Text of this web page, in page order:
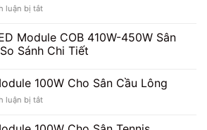
luận bị tắtở
Pha
Module
100W
Sân
Mini
Module COB 410W-450W Sân
Sánh Chi Tiết
100W Cho Sân Cầu Lông
luận bị tắtở
Pha